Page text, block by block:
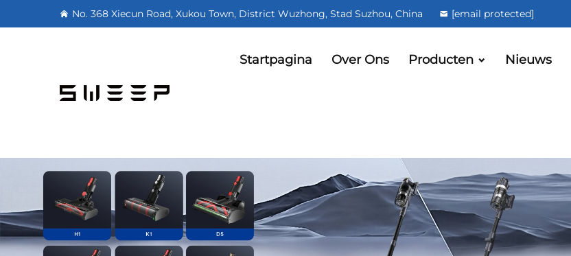
No. 368 Xiecun Road, Xukou Town, District Wuzhong, Stad Suzhou, China [email protected]
Startpagina Over Ons Producten Nieuws